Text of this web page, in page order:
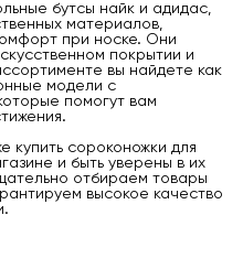
бутсы найк и адидас,
материалов,
при носке. Они
покрытии и
вы найдете как
модели с
помогут вам
купить сороконожки для
и быть уверены в их
отбираем товары
высокое качество